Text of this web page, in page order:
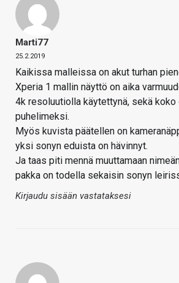
Marti77
25.2.2019
Kaikissa malleissa on akut turhan
Xperia 1 mallin näyttö on aika
4k resoluutiolla käytettynä, sekä koko
puhelimeksi.
Myös kuvista päätellen on
yksi sonyn eduista on hävinnyt.
Ja taas piti mennä muuttamaan
pakka on todella sekaisin sonyn
Kirjaudu sisään vastataksesi